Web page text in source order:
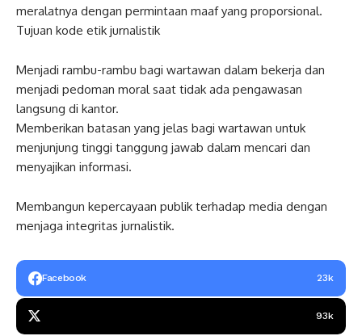
meralatnya dengan permintaan maaf yang proporsional.
Tujuan kode etik jurnalistik
Menjadi rambu-rambu bagi wartawan dalam bekerja dan
menjadi pedoman moral saat tidak ada pengawasan
langsung di kantor.
Memberikan batasan yang jelas bagi wartawan untuk
menjunjung tinggi tanggung jawab dalam mencari dan
menyajikan informasi.
Membangun kepercayaan publik terhadap media dengan
menjaga integritas jurnalistik.
Facebook 23k
93k